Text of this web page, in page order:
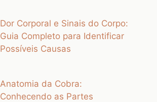
Dor Corporal e Sinais do Corpo:
Guia Completo para Identificar
Possíveis Causas
Anatomia da Cobra:
Conhecendo as Partes